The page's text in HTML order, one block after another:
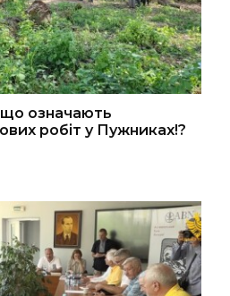
що означають
робіт у Пужниках!?